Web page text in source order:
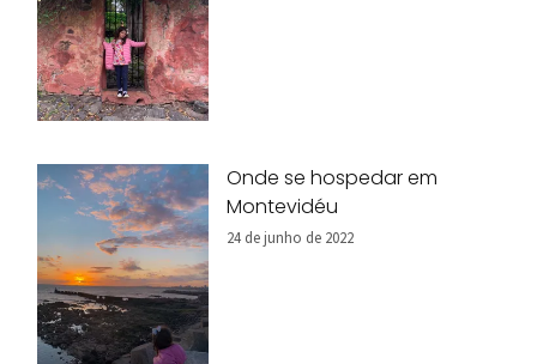
Onde se hospedar em
Montevidéu
24 de junho de 2022